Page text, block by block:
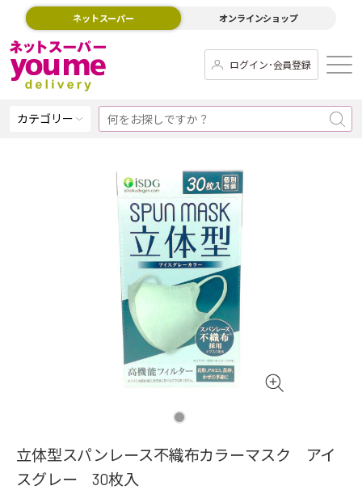
ネットスーパー オンラインショップ
ログイン･会員登録
カテゴリー
立体型スパンレース不織布カラーマスク アイ
スグレー 30枚入